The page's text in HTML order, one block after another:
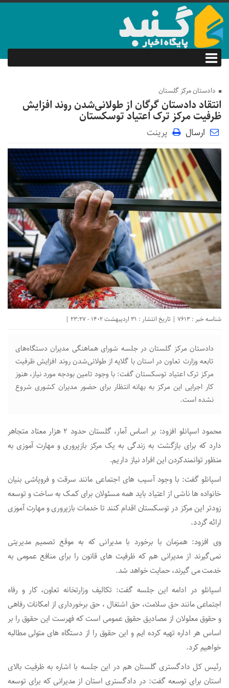
دادستان مرکز گلستان
انتقاد دادستان گرگان از طولانی‌شدن روند افزایش
ظرفیت مرکز ترک اعتیاد توسکستان
ارسال پرینت
شناسه خبر : 7613 | تاریخ انتشار : 31 اردیبهشت 1402 - 23:27 |
دادستان مرکز گلستان در جلسه شورای هماهنگی مدیران دستگاه‌های
تابعه وزارت تعاون در استان با گلایه از طولانی‌شدن روند افزایش ظرفیت
مرکز ترک اعتیاد توسکستان گفت: با وجود تامین بودجه مورد نیاز، هنوز
کار اجرایی این مرکز به بهانه انتظار برای حضور مدیران کشوری شروع
نشده است.
محمود اسپانلو افزود: بر اساس آمار، گلستان حدود ۲ هزار معتاد متجاهر
دارد که برای بازگشت به زندگی به یک مرکز بازپروری و مهارت آموزی به
منظور توانمندکردن این افراد نیاز داریم.
اسپانلو گفت: با وجود آسیب های اجتماعی مانند سرقت و فروپاشی بنیان
خانواده ها ناشی از اعتیاد باید همه مسئولان برای کمک به ساخت و توسعه
زودتر این مرکز در توسکستان اقدام کنند تا خدمات بازپروری و مهارت آموزی
ارائه گردد.
وی افزود: همزمان با برخورد با مدیرانی که به موقع تصمیم مدیریتی
نمی‌گیرند از مدیرانی هم که ظرفیت های قانون را برای منافع عمومی به
خدمت می گیرند، حمایت خواهد شد.
اسپانلو در ادامه این جلسه گفت: تکالیف وزارتخانه تعاون، کار و رفاه
اجتماعی مانند حق سلامت، حق اشتغال ، حق برخورداری از امکانات رفاهی
و حقوق معلولان از مصادیق حقوق عمومی است که فهرست این حقوق را بر
اساس هر اداره تهیه کرده ایم و این حقوق را از دستگاه های متولی مطالبه
خواهیم کرد.
رئیس کل دادگستری گلستان هم در این جلسه با اشاره به ظرفیت بالای
استان برای توسعه گفت: در دادگستری استان از مدیرانی که برای توسعه